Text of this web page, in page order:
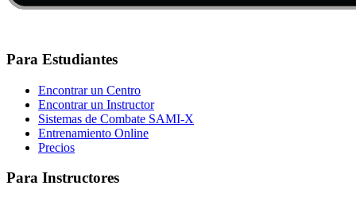
Para Estudiantes
Encontrar un Centro
Encontrar un Instructor
Sistemas de Combate SAMI-X
Entrenamiento Online
Precios
Para Instructores